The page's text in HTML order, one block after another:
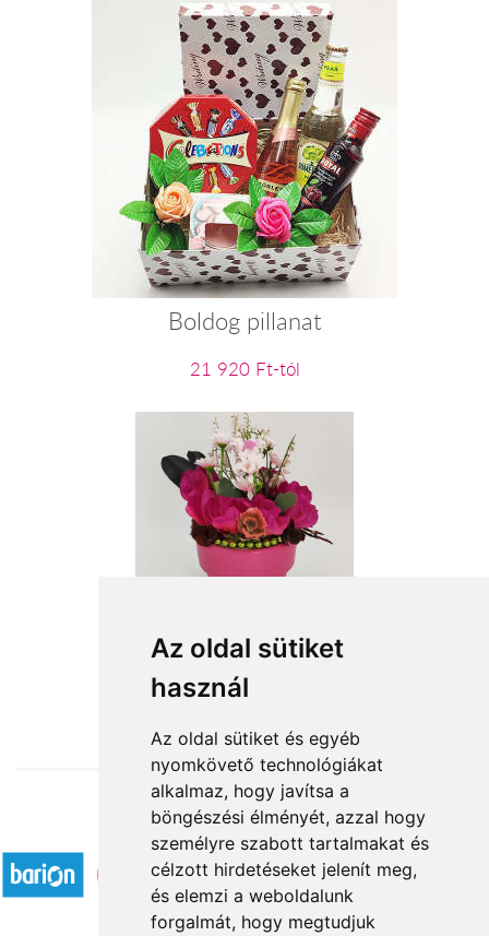
Az oldal sütiket
használ
Az oldal sütiket és egyéb
nyomkövető technológiákat
alkalmaz, hogy javítsa a
böngészési élményét, azzal hogy
személyre szabott tartalmakat és
célzott hirdetéseket jelenít meg,
és elemzi a weboldalunk
forgalmát, hogy megtudjuk
Boldog pillanat
21 920 Ft-tól
Rózsaszín csoda
14 000 Ft-tól
Elfogadott fizetési módok